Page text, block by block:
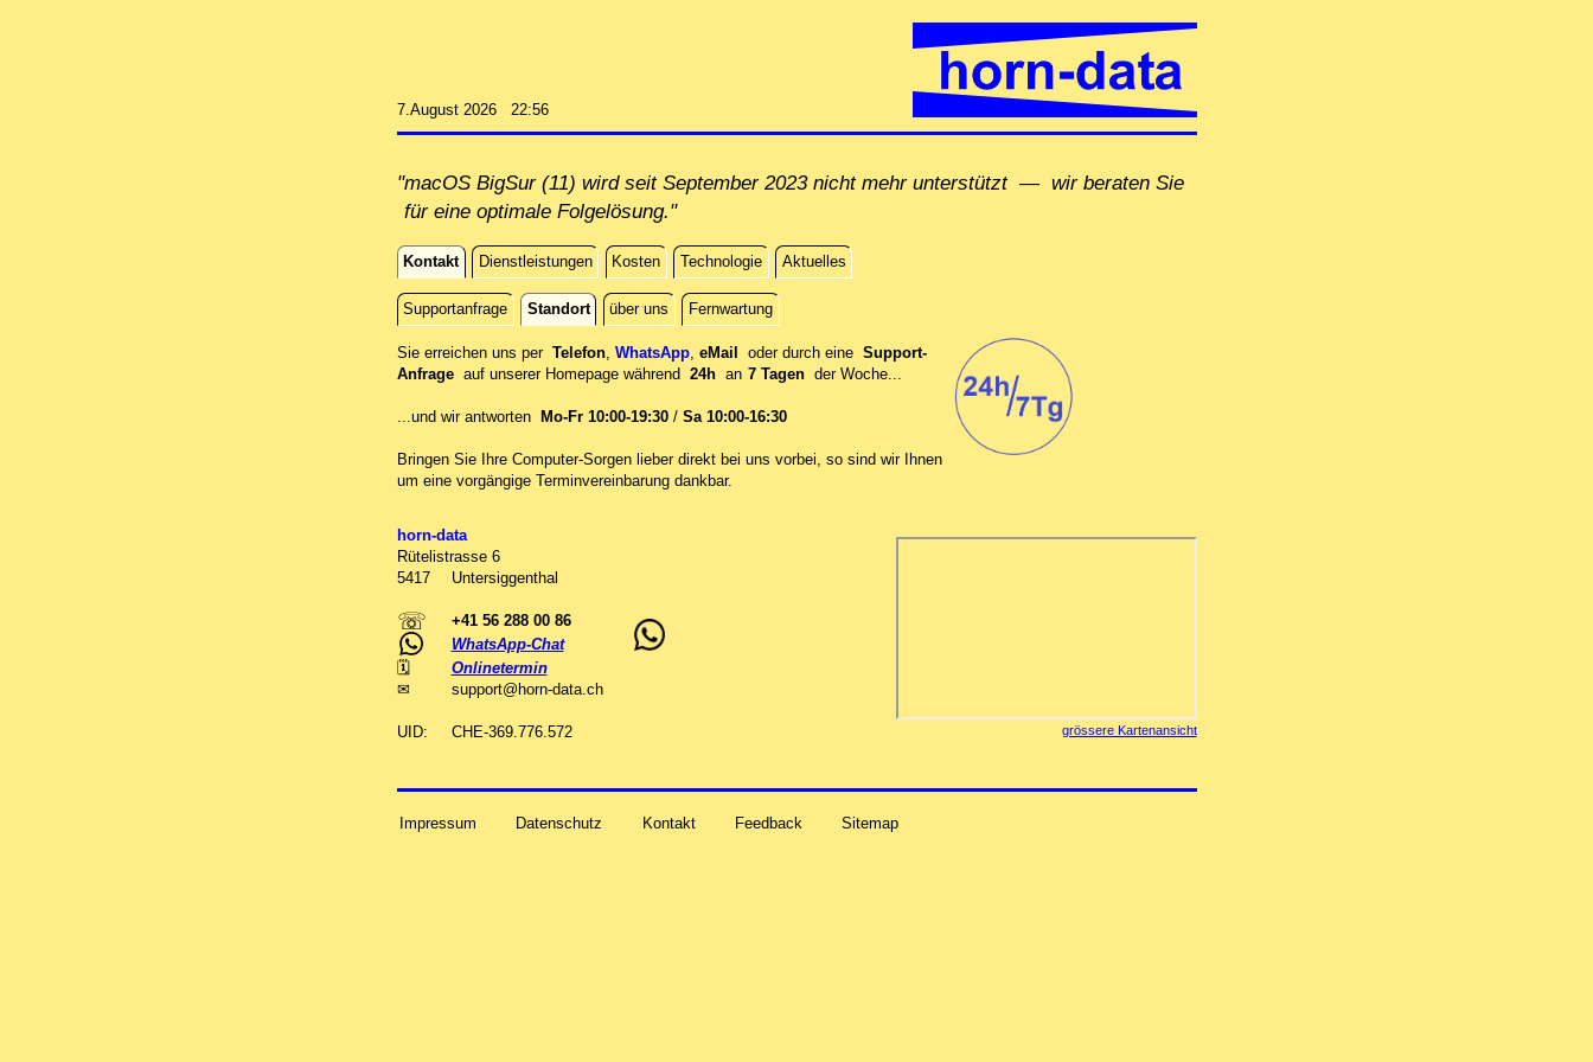
7.August 2026 22:56
"macOS BigSur (11) wird seit September 2023 nicht mehr unterstützt — wir beraten Sie
für eine optimale Folgelösung."
Kontakt Dienstleistungen Kosten Technologie Aktuelles
Kontakt
Supportanfrage Standort über uns Fernwartung
Standort
Sie erreichen uns per Telefon, WhatsApp, eMail oder durch eine Support-
Anfrage auf unserer Homepage während 24h an 7 Tagen der Woche...
...und wir antworten Mo-Fr 10:00-19:30/ Sa 10:00-16:30
Bringen Sie Ihre Computer-Sorgen lieber direkt bei uns vorbei, so sind wir Ih‍nen
um eine vorgängige Terminvereinbarung dankbar.
horn-data
Rütelistrasse 6
5417
Untersiggenthal
☏
+41 56 288 00 86
WhatsApp-Chat
🗓
Onlinetermin
✉
support@horn-data. ch
UID: CHE-369.776.572 grössere Kartenansicht
Impressum Datenschutz Kontakt Feedback Sitemap